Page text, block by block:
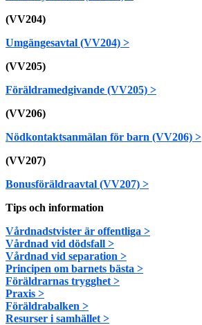
(VV204)
Umgängesavtal (VV204) >
(VV205)
Föräldramedgivande (VV205) >
(VV206)
Nödkontaktsanmälan för barn (VV206) >
(VV207)
Bonusföräldraavtal (VV207) >
Tips och information
Vårdnadstvister är offentliga >
Vårdnad vid dödsfall >
Vårdnad vid separation >
Principen om barnets bästa >
Föräldrarnas trygghet >
Praxis >
Föräldrabalken >
Resurser i samhället >